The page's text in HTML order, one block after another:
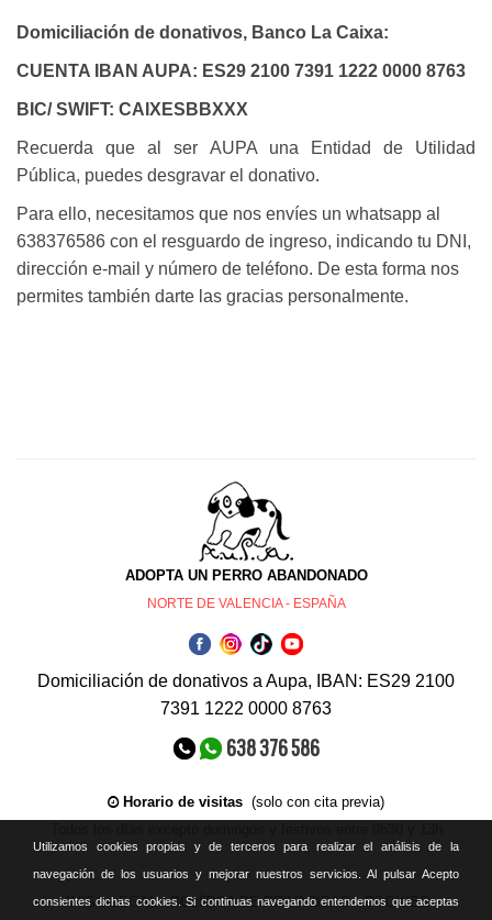
Domiciliación de donativos, Banco La Caixa:
CUENTA IBAN AUPA: ES29 2100 7391 1222 0000 8763
BIC/ SWIFT: CAIXESBBXXX
Recuerda que al ser AUPA una Entidad de Utilidad
Pública, puedes desgravar el donativo.
Para ello, necesitamos que nos envíes un whatsapp al
638376586 con el resguardo de ingreso, indicando tu DNI,
dirección e-mail y número de teléfono. De esta forma nos
permites también darte las gracias personalmente.
ADOPTA UN PERRO ABANDONADO
NORTE DE VALENCIA - ESPAÑA
Domiciliación de donativos a Aupa, IBAN: ES29 2100
7391 1222 0000 8763
638 376 586
Horario de visitas (solo con cita previa)
AVISO LEGAL.POLÍTICA DE PRIVACIDAD.COOKIES
Utilizamos cookies propias y de terceros para realizar el análisis de la
navegación de los usuarios y mejorar nuestros servicios. Al pulsar Acepto
consientes dichas cookies. Si continuas navegando entendemos que aceptas